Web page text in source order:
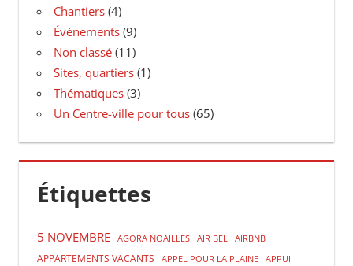
Chantiers (4)
Événements (9)
Non classé (11)
Sites, quartiers (1)
Thématiques (3)
Un Centre-ville pour tous (65)
Étiquettes
5 NOVEMBRE AGORA NOAILLES AIR BEL AIRBNB
APPARTEMENTS VACANTS APPEL POUR LA PLAINE
APPUII